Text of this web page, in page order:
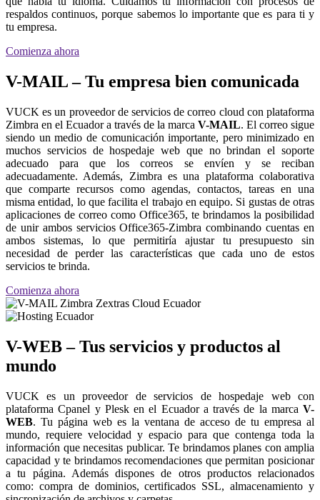
respaldos continuos, porque sabemos lo importante que es para ti y
tu empresa.
Comienza ahora
V-MAIL – Tu empresa bien comunicada
VUCK es un proveedor de servicios de correo cloud con plataforma
Zimbra en el Ecuador a través de la marca V-MAIL. El correo sigue
siendo un medio de comunicación importante, pero minimizado en
muchos servicios de hospedaje web que no brindan el soporte
adecuado para que los correos se envíen y se reciban
adecuadamente. Además, Zimbra es una plataforma colaborativa
que comparte recursos como agendas, contactos, tareas en una
misma entidad, lo que facilita el trabajo en equipo. Si gustas de otras
aplicaciones de correo como Office365, te brindamos la posibilidad
de unir ambos servicios Office365-Zimbra combinando cuentas en
ambos sistemas, lo que permitiría ajustar tu presupuesto sin
necesidad de perder las características que cada uno de estos
servicios te brinda.
Comienza ahora
V-WEB – Tus servicios y productos al
mundo
VUCK es un proveedor de servicios de hospedaje web con
plataforma Cpanel y Plesk en el Ecuador a través de la marca V-
WEB. Tu página web es la ventana de acceso de tu empresa al
mundo, requiere velocidad y espacio para que contenga toda la
información que necesitas publicar. Te brindamos planes con amplia
capacidad y te brindamos recomendaciones que permitan posicionar
a tu página. Además dispones de otros productos relacionados
como: compra de dominios, certificados SSL, almacenamiento y